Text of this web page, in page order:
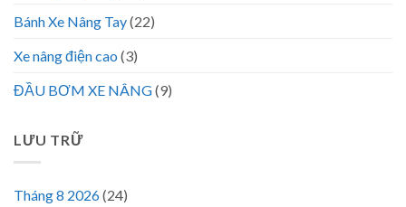
Bánh Xe Nâng Tay(22)
Xe nâng điện cao (3)
ĐẦU BƠM XE NÂNG(9)
LƯU TRỮ
Tháng 8 2026(24)